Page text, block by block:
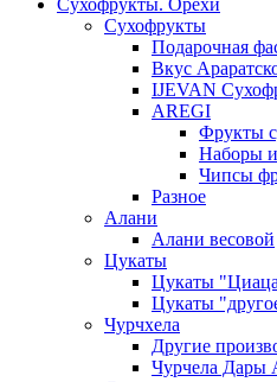
Сухофрукты. Орехи
Сухофрукты
Подарочная
Вкус
IJEVAN
AREGI
Фрукты
Наборы
Чипсы
Разное
Алани
Алани весовой
Цукаты
Цукаты
Цукаты
Чурчхела
Другие
Чурчела Дары